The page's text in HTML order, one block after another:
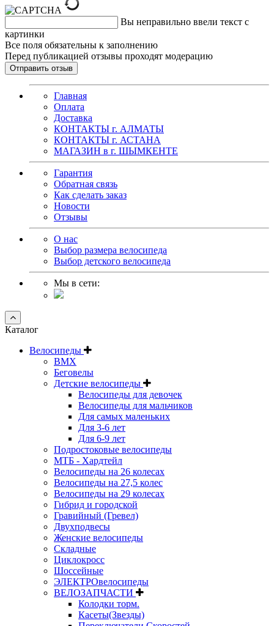
Вы неправильно ввели текст с
картинки
Все поля обязательны к заполнению
Перед публикацией отзывы проходят модерацию
Главная
Оплата
Доставка
КОНТАКТЫ г. АЛМАТЫ
КОНТАКТЫ г. АСТАНА
МАГАЗИН в г. ШЫМКЕНТЕ
Гарантия
Обратная связь
Как сделать заказ
Новости
Отзывы
О нас
Выбор размера велосипеда
Выбор детского велосипеда
Мы в сети:
Каталог
Велосипеды
BMX
Беговелы
Детские велосипеды
Велосипеды для девочек
Велосипеды для мальчиков
Для самых маленьких
Для 3-6 лет
Для 6-9 лет
Подростоковые велосипеды
МТБ - Хардтейл
Велосипеды на 26 колесах
Велосипеды на 27,5 колес
Велосипеды на 29 колесах
Гибрид и городской
Гравийный (Гревел)
Двухподвесы
Женские велосипеды
Складные
Циклокросс
Шоссейные
ЭЛЕКТРОвелосипеды
ВЕЛОЗАПЧАСТИ
Колодки торм.
Касеты(Звезды)